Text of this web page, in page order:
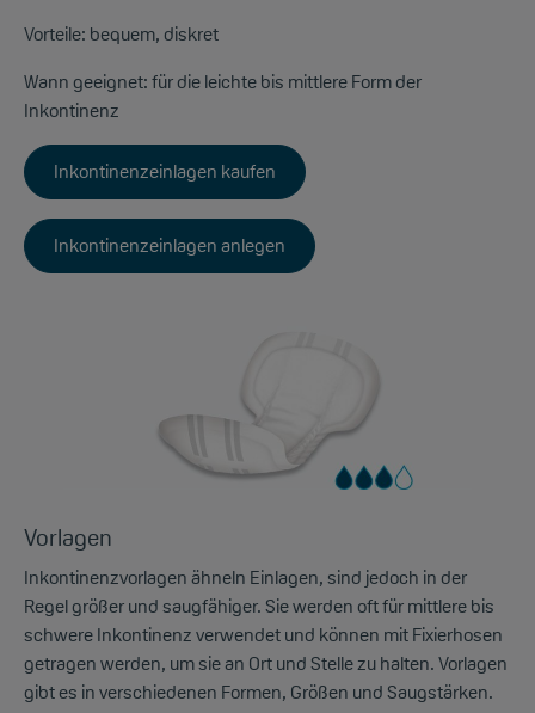
Vorteile: bequem, diskret
Wann geeignet:für die leichte bis mittlere Form der
Inkontinenz
Inkontinenzeinlagen kaufen
Inkontinenzeinlagen anlegen
Vorlagen
Inkontinenzvorlagen ähneln Einlagen, sind jedoch in der
Regel größer und saugfähiger. Sie werden oft für mittlere bis
schwere Inkontinenz verwendet und können mit Fixierhosen
getragen werden, um sie an Ort und Stelle zu halten. Vorlagen
gibt es in verschiedenen Formen, Größen und Saugstärken.